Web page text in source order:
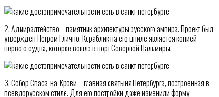
2. Адмиралтейство – памятник архитектуры русского ампира. Проект был
утвержден Петром I лично. Кораблик на его шпиле является копией
первого судна, которое вошло в порт Северной Пальмиры.
3. Собор Спаса-на-Крови – главная святыня Петербурга, построенная в
псевдорусском стиле. Для его постройки даже изменили форму